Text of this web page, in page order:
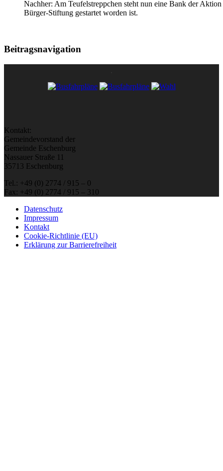
Nachher: Am Teufelstreppchen steht nun eine Bank der
Bürger-Stiftung gestartet worden ist.
Beitragsnavigation
Kontakt:
Gemeindevorstand der
Gemeinde Eschenburg
Nassauer Straße 11
35713 Eschenburg
Tel.: +49 (0) 2774 / 915 – 0
Fax: +49 (0) 2774 / 915 – 310
Datenschutz
Impressum
Kontakt
Cookie-Richtlinie (EU)
Erklärung zur Barrierefreiheit